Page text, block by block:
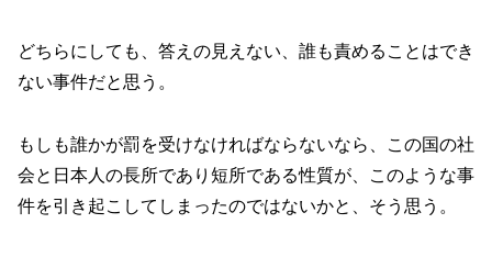
どちらにしても、答えの見えない、誰も責めることはでき
ない事件だと思う。
もしも誰かが罰を受けなければならないなら、この国の社
会と日本人の長所であり短所である性質が、このような事
件を引き起こしてしまったのではないかと、そう思う。